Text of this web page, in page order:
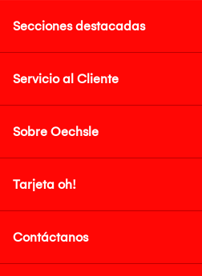
Secciones destacadas
Servicio al Cliente
Sobre Oechsle
Tarjeta oh!
Contáctanos